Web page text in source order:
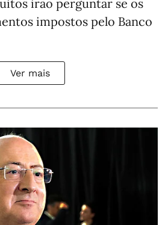
irão perguntar se os
impostos pelo Banco
Ver mais